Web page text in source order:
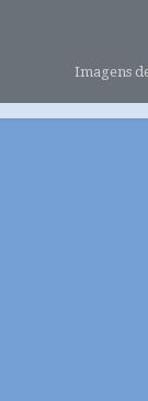
Imagens